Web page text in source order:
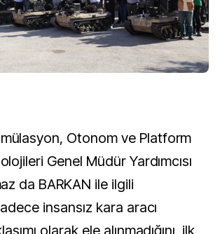
Otonom ve Platform
Genel Müdür Yardımcısı
da BARKAN ile ilgili
insansız kara aracı